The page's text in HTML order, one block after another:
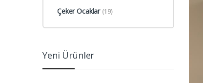
Çeker Ocaklar (19)
Yeni Ürünler